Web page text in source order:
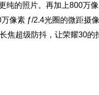
纯的照片。再加上800万像
像素 ƒ/2.4光圈的微距摄像
焦超级防抖，让荣耀30的